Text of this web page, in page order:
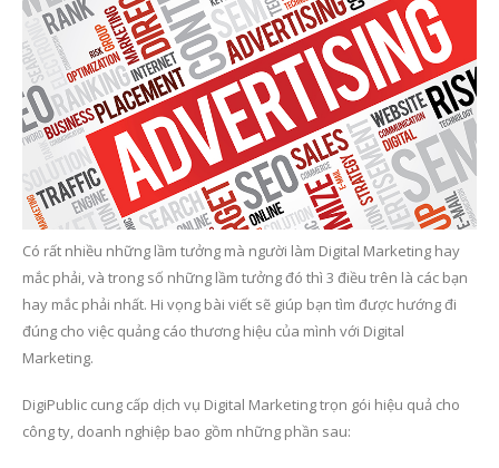
Có rất nhiều những lầm tưởng mà người làm Digital Marketing hay
mắc phải, và trong số những lầm tưởng đó thì 3 điều trên là các bạn
hay mắc phải nhất. Hi vọng bài viết sẽ giúp bạn tìm được hướng đi
đúng cho việc quảng cáo thương hiệu của mình với Digital
Marketing.
DigiPublic cung cấp dịch vụ Digital Marketing trọn gói hiệu quả cho
công ty, doanh nghiệp bao gồm những phần sau: